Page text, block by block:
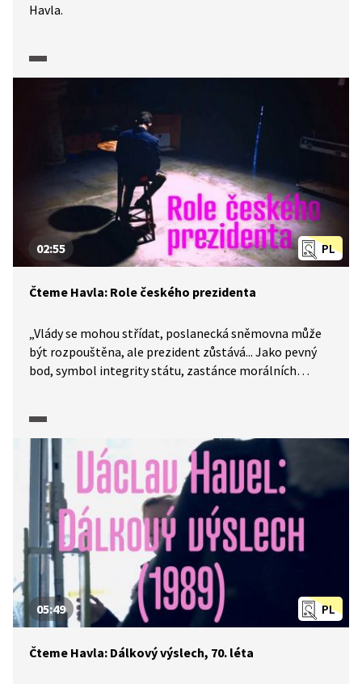
Havla.
PL
02:55
Čteme Havla: Role českého prezidenta
„Vlády se mohou střídat, poslanecká sněmovna může
být rozpouštěna, ale prezident zůstává... Jako pevný
bod, symbol integrity státu, zastánce morálních
republiky, čte Ben Cristovao. Video vzniklo v produkci
Knihovny Václava Havla.
PL
05:49
Čteme Havla: Dálkový výslech, 70. léta